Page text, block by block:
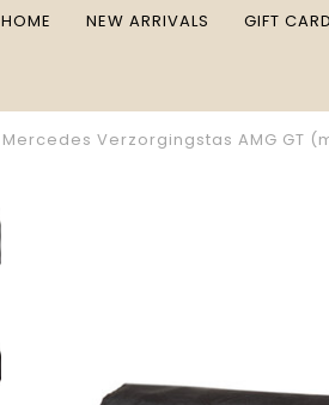
HOME NEW ARRIVALS GIFT
Mercedes Verzorgingstas AMG GT